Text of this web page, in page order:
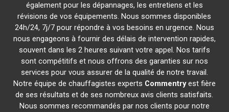
également pour les dépannages, les entretiens et les
révisions de vos équipements. Nous sommes disponibles
24h/24, 7j/7 pour répondre à vos besoins en urgence. Nous
nous engageons à fournir des délais de intervention rapides,
souvent dans les 2 heures suivant votre appel. Nos tarifs
sont compétitifs et nous offrons des garanties sur nos
services pour vous assurer de la qualité de notre travail.
Notre équipe de chauffagistes experts Commentryest fière
de ses résultats et de ses nombreux avis clients satisfaits.
Nous sommes recommandés par nos clients pour notre